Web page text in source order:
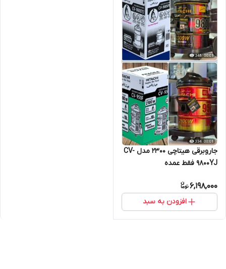
جاروبرقی هیتاچی ۲۳۰۰ مدل CV-
9800YJ فقط عمده
6,198,000
افزودن به سبد